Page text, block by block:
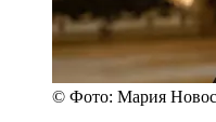
© Фото: Мария